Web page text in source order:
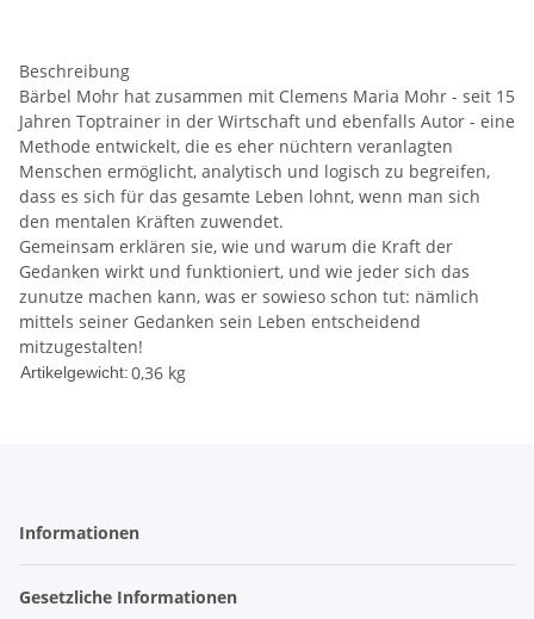
Beschreibung
Bärbel Mohr hat zusammen mit Clemens Maria Mohr - seit 15
Jahren Toptrainer in der Wirtschaft und ebenfalls Autor - eine
Methode entwickelt, die es eher nüchtern veranlagten
Menschen ermöglicht, analytisch und logisch zu begreifen,
dass es sich für das gesamte Leben lohnt, wenn man sich
den mentalen Kräften zuwendet.
Gemeinsam erklären sie, wie und warum die Kraft der
Gedanken wirkt und funktioniert, und wie jeder sich das
zunutze machen kann, was er sowieso schon tut: nämlich
mittels seiner Gedanken sein Leben entscheidend
mitzugestalten!
Artikelgewicht:0,36 kg
Informationen
Gesetzliche Informationen